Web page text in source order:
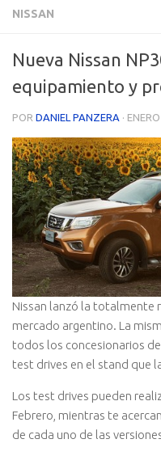
NISSAN
Nueva Nissan
equipamiento y
POR DANIEL PANZERA ·
Nissan lanzó la totalmente
mercado argentino. La
todos los concesionarios
test drives en el stand que
Los test drives pueden
Febrero, mientras te
de cada uno de las